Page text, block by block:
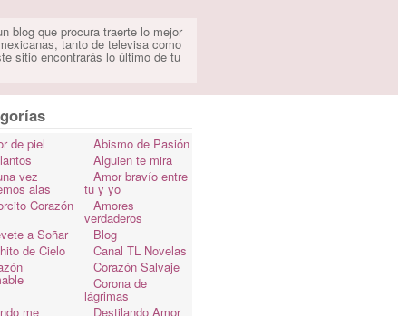
blog que procura traerte lo mejor
tanto de televisa como
sitio encontrarás lo último de tu
de piel
Abismo de Pasión
Alguien te mira
vez
alas
Amor bravío entre
tu y yo
Corazón
Amores
verdaderos
a Soñar
Blog
de Cielo
Canal TL Novelas
Corazón Salvaje
Corona de
lágrimas
me
Destilando Amor